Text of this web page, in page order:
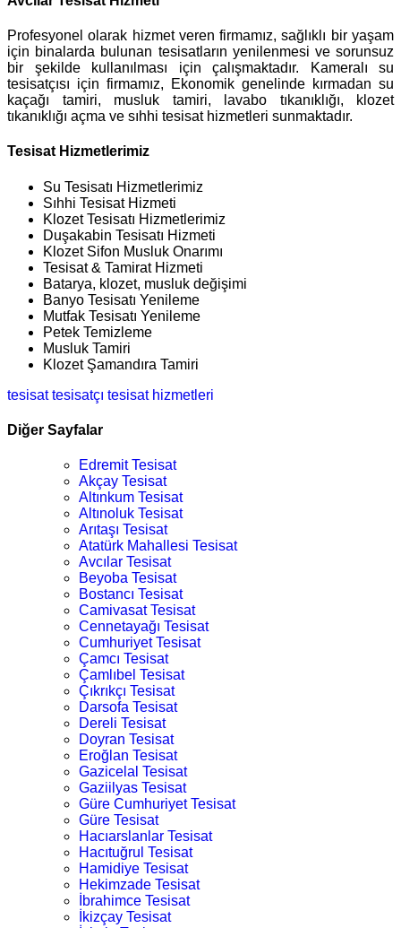
Profesyonel olarak hizmet veren firmamız, sağlıklı bir yaşam
için binalarda bulunan tesisatların yenilenmesi ve sorunsuz
bir şekilde kullanılması için çalışmaktadır. Kameralı su
tesisatçısı için firmamız, Ekonomik genelinde kırmadan su
kaçağı tamiri, musluk tamiri, lavabo tıkanıklığı, klozet
tıkanıklığı açma ve sıhhi tesisat hizmetleri sunmaktadır.
Tesisat Hizmetlerimiz
Su Tesisatı Hizmetlerimiz
Sıhhi Tesisat Hizmeti
Klozet Tesisatı Hizmetlerimiz
Duşakabin Tesisatı Hizmeti
Klozet Sifon Musluk Onarımı
Tesisat & Tamirat Hizmeti
Batarya, klozet, musluk değişimi
Banyo Tesisatı Yenileme
Mutfak Tesisatı Yenileme
Petek Temizleme
Musluk Tamiri
Klozet Şamandıra Tamiri
tesisattesisatçı tesisat hizmetleri
Diğer Sayfalar
Edremit Tesisat
Akçay Tesisat
Altınkum Tesisat
Altınoluk Tesisat
Arıtaşı Tesisat
Atatürk Mahallesi Tesisat
Avcılar Tesisat
Beyoba Tesisat
Bostancı Tesisat
Camivasat Tesisat
Cennetayağı Tesisat
Cumhuriyet Tesisat
Çamcı Tesisat
Çamlıbel Tesisat
Çıkrıkçı Tesisat
Darsofa Tesisat
Dereli Tesisat
Doyran Tesisat
Eroğlan Tesisat
Gazicelal Tesisat
Gaziilyas Tesisat
Güre Cumhuriyet Tesisat
Güre Tesisat
Hacıarslanlar Tesisat
Hacıtuğrul Tesisat
Hamidiye Tesisat
Hekimzade Tesisat
İbrahimce Tesisat
İkizçay Tesisat